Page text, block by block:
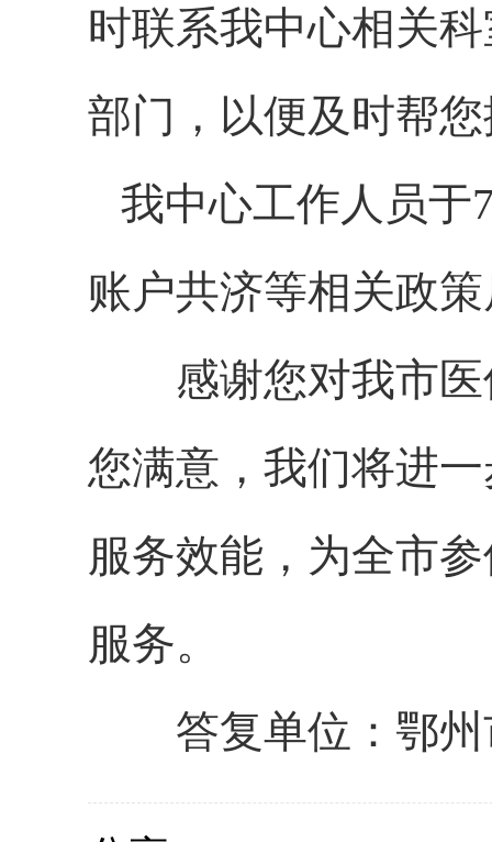
时联系我中心相关
部门，以便及时帮
我中心工作人员于
账户共济等相关政
感谢您对我市医
您满意，我们将进
服务效能，为全市
服务。
答复单位：鄂州